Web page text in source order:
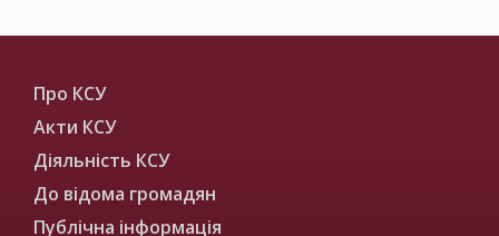
Про КСУ
Акти КСУ
Діяльність КСУ
До відома громадян
Публічна інформація